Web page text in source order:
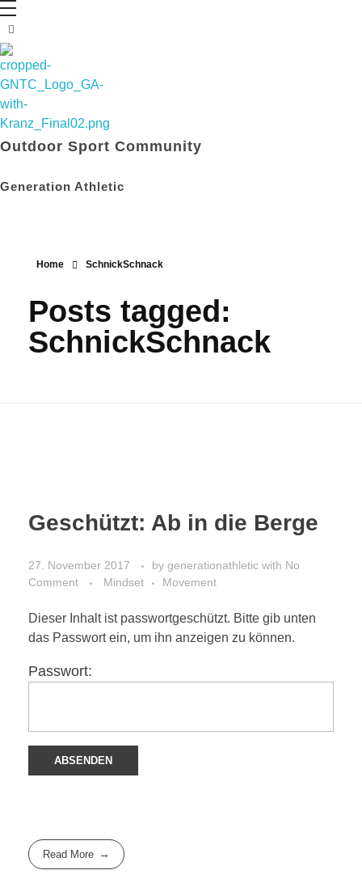
Outdoor Sport Community
Generation Athletic
Home SchnickSchnack
Posts tagged:
SchnickSchnack
Geschützt: Ab in die Berge
27. November 2017 by generationathletic with No
Comment
Mindset Movement
Dieser Inhalt ist passwortgeschützt. Bitte gib unten
das Passwort ein, um ihn anzeigen zu können.
Passwort:
Read More